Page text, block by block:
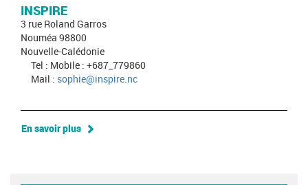
INSPIRE
3 rue Roland Garros
Nouméa 98800
Nouvelle-Calédonie
Tel : Mobile : +687_779860
Mail : sophie@inspire.nc
En savoir plus